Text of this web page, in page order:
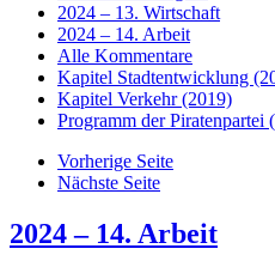
2024 – 13. Wirtschaft
2024 – 14. Arbeit
Alle Kommentare
Kapitel Stadtentwicklung
Kapitel Verkehr (2019)
Programm der Piratenpartei
Vorherige Seite
Nächste Seite
2024 – 14. Arbeit